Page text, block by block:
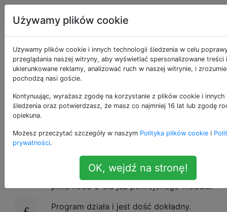
drukowanie 3d
Obliczanie
szacowanego czasu
drukowania już
wyciętego pliku
Zacząłem pisać aplikację, która oblicza
szacunkowy całkowity czas drukowania z
pliku kodu G dla już pokrojonego modelu.
Program działa i jest dość dokładny.
Używamy plików cookie
Używamy plików cookie i innych technologii śledzenia w celu
przeglądania naszej witryny, aby wyświetlać spersonalizowane treści i
ukierunkowane reklamy, analizować ruch w naszej witrynie, i
pochodzą nasi goście.
Kontynuując, wyrażasz zgodę na korzystanie z plików cookie i
śledzenia oraz potwierdzasz, że masz co najmniej 16 lat lub zgodę
opiekuna.
Możesz przeczytać szczegóły w naszym Polityka plików cookie i
prywatności.
OK, wejdź na stronę!